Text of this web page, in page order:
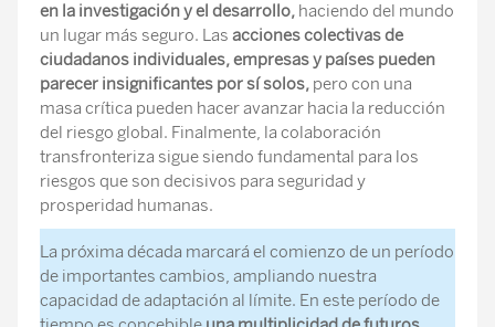
en la investigación y el desarrollo, haciendo del mundo
un lugar más seguro. Las acciones colectivas de
ciudadanos individuales, empresas y países pueden
parecer insignificantes por sí solos, pero con una
masa crítica pueden hacer avanzar hacia la reducción
del riesgo global. Finalmente, la colaboración
transfronteriza sigue siendo fundamental para los
riesgos que son decisivos para seguridad y
prosperidad humanas.
La próxima década marcará el comienzo de un período
de importantes cambios, ampliando nuestra
capacidad de adaptación al límite. En este período de